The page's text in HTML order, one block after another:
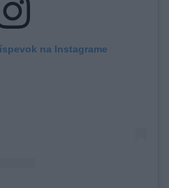
na Instagrame